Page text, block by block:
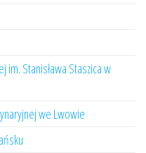
im. Stanisława Staszica w
we Lwowie